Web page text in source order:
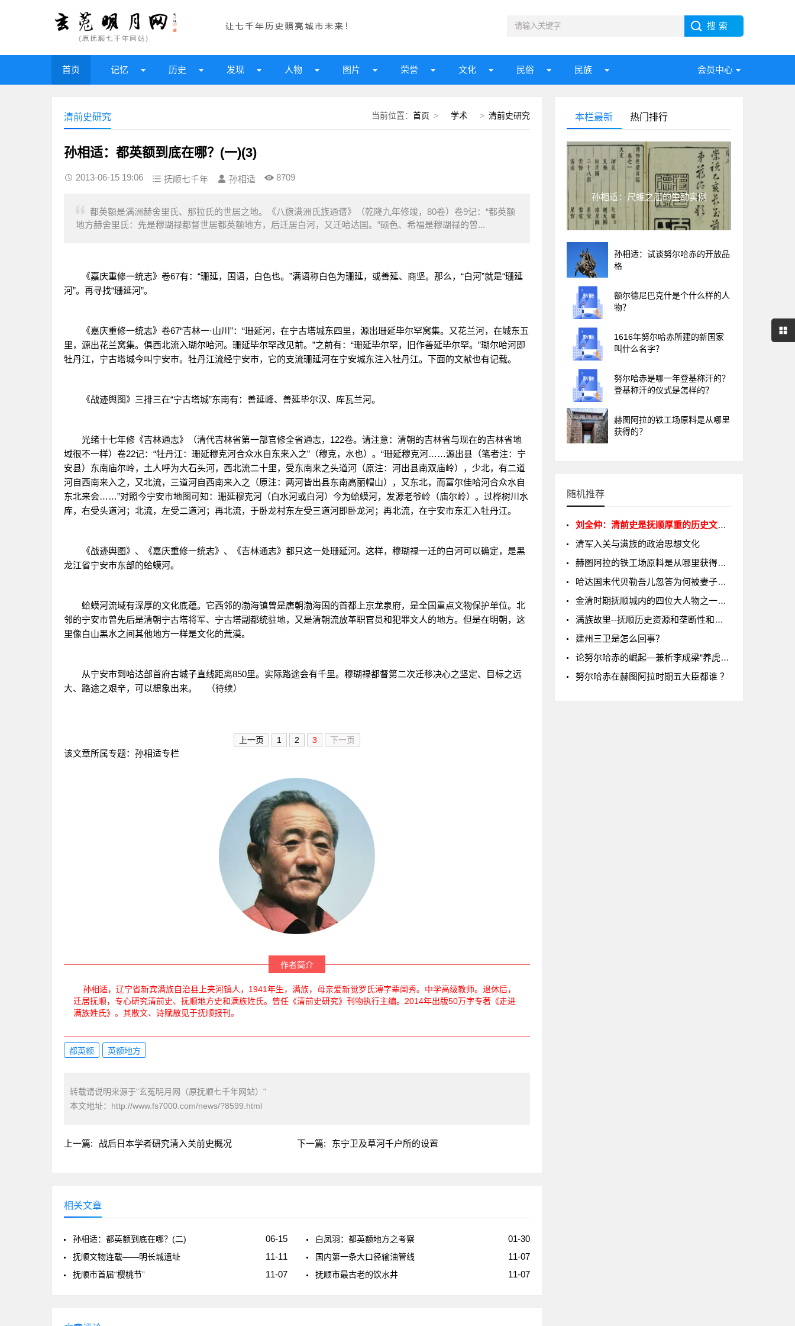
首页 记忆 历史 发现 人物 图片 荣誉 文化 民俗 民族 会员中心
当前位置： 首页 > 学术 > 清前史研究
清前史研究
孙相适：都英额到底在哪？(一)(3)
2013-06-15 19:06 抚顺七千年 孙相适 8709
都英额是满洲赫舍里氏、那拉氏的世居之地。《八旗满洲氏族通谱》（乾隆九年修竣，80卷）卷9记：“都英额
地方赫舍里氏：先是穆瑚禄都督世居都英额地方，后迁居白河，又迁哈达国。”硕色、希福是穆瑚禄的曾...
《嘉庆重修一统志》卷67有：“珊延，国语，白色也。”满语称白色为珊延，或善延、商坚。那么，“白河”就是“珊延
河”。再寻找“珊延河”。
《嘉庆重修一统志》卷67“吉林一·山川”：“珊延河，在宁古塔城东四里，源出珊延毕尔罕窝集。又花兰河，在城东五
里，源出花兰窝集。俱西北流入瑚尔哈河。珊延毕尔罕改见前。”之前有：“珊延毕尔罕，旧作善延毕尔罕。”瑚尔哈河即
牡丹江，宁古塔城今叫宁安市。牡丹江流经宁安市，它的支流珊延河在宁安城东注入牡丹江。下面的文献也有记载。
《战迹舆图》三排三在“宁古塔城”东南有：善延峰、善延毕尔汉、库瓦兰河。
光绪十七年修《吉林通志》（清代吉林省第一部官修全省通志，122卷。请注意：清朝的吉林省与现在的吉林省地
域很不一样）卷22记：“牡丹江：珊延穆克河合众水自东来入之”（穆克，水也）。“珊延穆克河……源出县（笔者注：宁
安县）东南庙尔岭，土人呼为大石头河，西北流二十里，受东南来之头道河（原注：河出县南双庙岭），少北，有二道
河自西南来入之，又北流，三道河自西南来入之（原注：两河皆出县东南高丽帽山），又东北，而富尔佳哈河合众水自
东北来会……”对照今宁安市地图可知：珊延穆克河（白水河或白河）今为蛤蟆河，发源老爷岭（庙尔岭）。过桦树川水
库，右受头道河；北流，左受二道河；再北流，于卧龙村东左受三道河即卧龙河；再北流，在宁安市东汇入牡丹江。
《战迹舆图》、《嘉庆重修一统志》、《吉林通志》都只这一处珊延河。这样，穆瑚禄一迁的白河可以确定，是黑
龙江省宁安市东部的蛤蟆河。
蛤蟆河流域有深厚的文化底蕴。它西邻的渤海镇曾是唐朝渤海国的首都上京龙泉府，是全国重点文物保护单位。北
邻的宁安市曾先后是清朝宁古塔将军、宁古塔副都统驻地，又是清朝流放革职官员和犯罪文人的地方。但是在明朝，这
里像白山黑水之间其他地方一样是文化的荒漠。
从宁安市到哈达部首府古城子直线距离850里。实际路途会有千里。穆瑚禄都督第二次迁移决心之坚定、目标之远
大、路途之艰辛，可以想象出来。 （待续）
上一页 1 2 3 下一页
该文章所属专题： 孙相适专栏
作者简介
孙相适，辽宁省新宾满族自治县上夹河镇人，1941年生，满族，母亲爱新觉罗氏溥字辈闺秀。中学高级教师。退休后，
迁居抚顺，专心研究清前史、抚顺地方史和满族姓氏。曾任《清前史研究》刊物执行主编。2014年出版50万字专著《走进
满族姓氏》。其散文、诗赋散见于抚顺报刊。
都英额 英额地方
转载请说明来源于"玄菟明月网（原抚顺七千年网站）"
本文地址： http://www.fs7000.com/news/?8599.html
上一篇: 战后日本学者研究清入关前史概况 下一篇: 东宁卫及草河千户所的设置
相关文章
06-15
孙相适：都英额到底在哪？(二) 01-30
白凤羽：都英额地方之考察
11-11
抚顺文物连载——明长城遗址 11-07
国内第一条大口径输油管线
11-07
抚顺市首届“樱桃节” 11-07
抚顺市最古老的饮水井
本栏最新 热门排行
孙相适：尺蠖之屈的生动实例
孙相适：试谈努尔哈赤的开放品
格
额尔德尼巴克什是个什么样的人
物？
1616年努尔哈赤所建的新国家
叫什么名字？
努尔哈赤是哪一年登基称汗的？
登基称汗的仪式是怎样的？
赫图阿拉的铁工场原料是从哪里
获得的？
随机推荐
刘全仲：清前史是抚顺厚重的历史文化资源
清军入关与满族的政治思想文化
赫图阿拉的铁工场原料是从哪里获得的？
哈达国末代贝勒吾儿忽答为何被妻子举报？
金清时期抚顺城内的四位大人物之一范文程（下）
满族故里--抚顺历史资源和垄断性和唯一性
建州三卫是怎么回事？
论努尔哈赤的崛起—兼析李成梁“养虎遗患”
努尔哈赤在赫图阿拉时期五大臣都谁 ？